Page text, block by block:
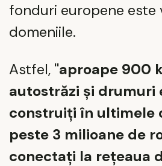
fonduri europene este
domeniile.
Astfel, "aproape 900
autostrăzi și drumuri
construiți în ultimele
peste 3 milioane de
conectați la rețeaua